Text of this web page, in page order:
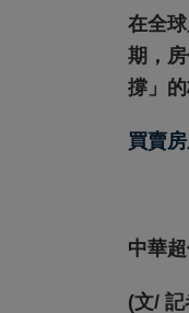
在全
期，
撐」的
買賣
中華
(文/